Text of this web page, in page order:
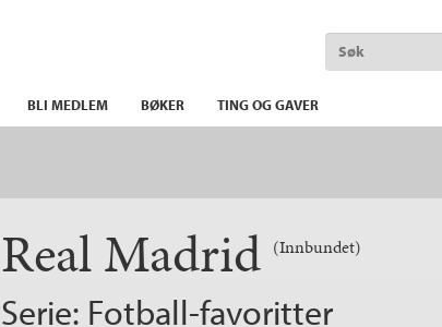
BLI MEDLEM BØKER TING OG GAVER
Real Madrid (Innbundet)
Serie: Fotball-favoritter